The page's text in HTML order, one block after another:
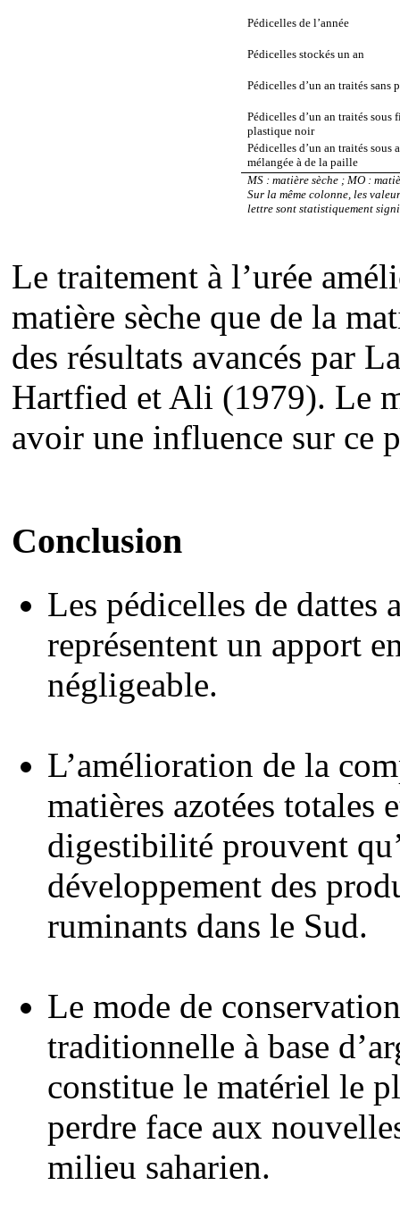
Pédicelles de l’année
Pédicelles stockés un an
Pédicelles d’un an traités sans
Pédicelles d’un an traités sous
plastique noir
Pédicelles d’un an traités sous
mélangée à de la paille
MS : matière sèche ; MO :
Sur la même colonne, les
lettre sont statistiquement
Le traitement à l’urée
matière sèche que de la
des résultats avancés par
Hartfied et Ali (1979). Le
avoir une influence sur ce
Conclusion
Les pédicelles de dattes
représentent un apport
négligeable.
L’amélioration de la
matières azotées totales
digestibilité prouvent
développement des
ruminants dans le Sud.
Le mode de
traditionnelle à base
constitue le matériel le
perdre face aux
milieu saharien.